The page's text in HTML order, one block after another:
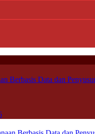
Berbasis Data dan